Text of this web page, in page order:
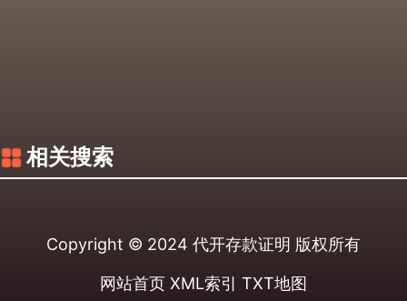
相关搜索
Copyright © 2024 代开存款证明 版权所有
网站首页 XML索引 TXT地图